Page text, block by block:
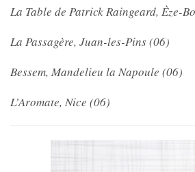
La Table de Patrick Raingeard, Èze-
La Passagère, Juan-les-Pins (06)
Bessem, Mandelieu la Napoule (06)
L’Aromate, Nice (06)